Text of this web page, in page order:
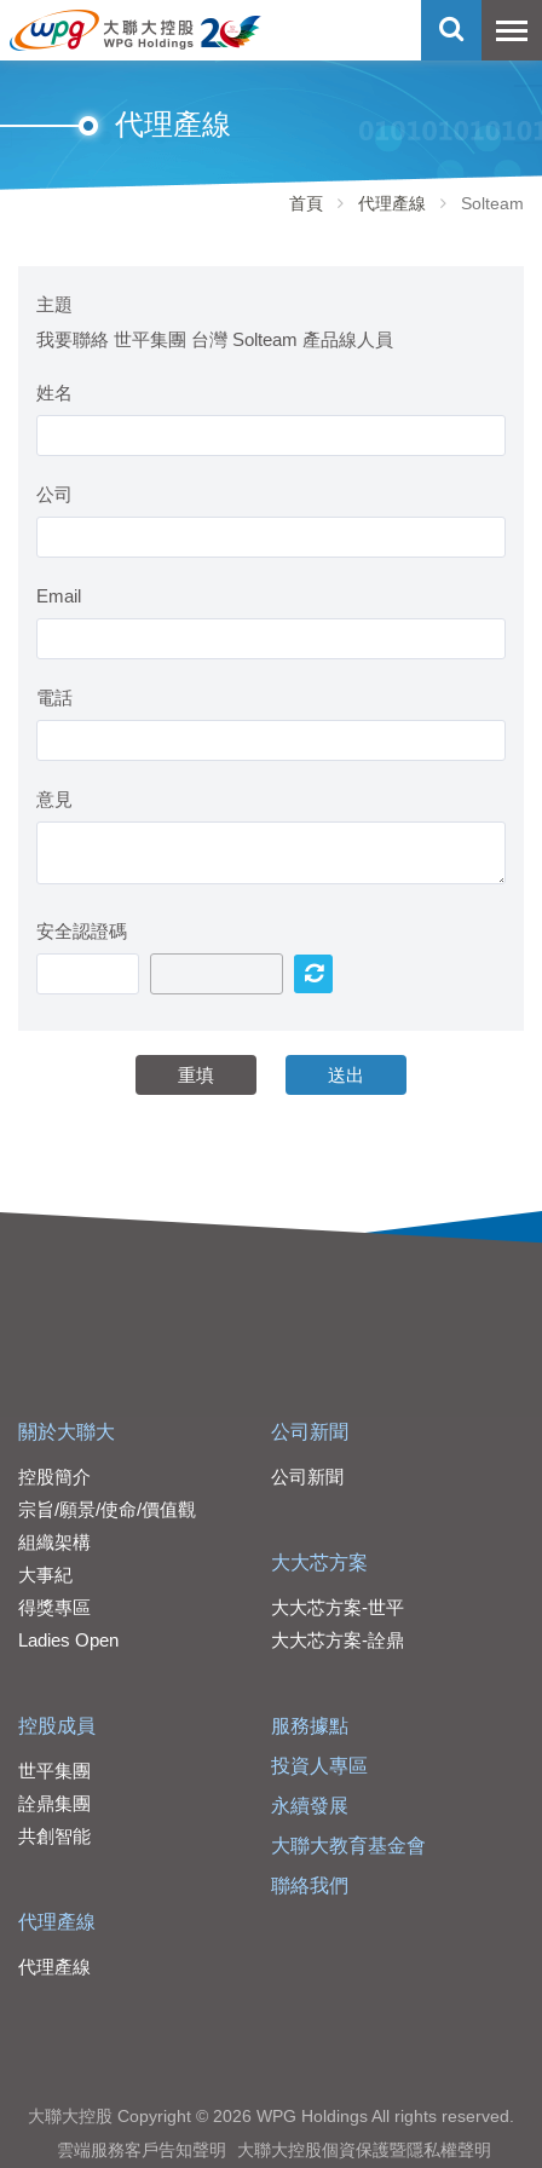
代理產線
首頁 代理產線 Solteam
主題
我要聯絡 世平集團 台灣 Solteam 產品線人員
姓名
公司
Email
電話
意見
安全認證碼
關於大聯大
控股簡介
宗旨/願景/使命/價值觀
組織架構
大事紀
得獎專區
Ladies Open
控股成員
世平集團
詮鼎集團
共創智能
代理產線
代理產線
公司新聞
公司新聞
大大芯方案
大大芯方案-世平
大大芯方案-詮鼎
服務據點
投資人專區
永續發展
大聯大教育基金會
聯絡我們
大聯大控股 Copyright © 2026 WPG Holdings All rights reserved.
雲端服務客戶告知聲明
大聯大控股個資保護暨隱私權聲明